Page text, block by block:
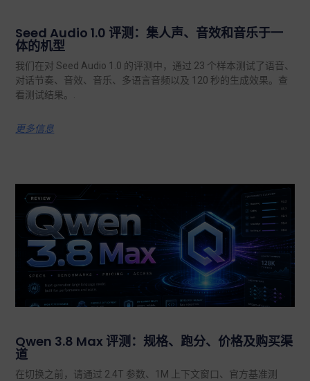
Seed Audio 1.0 评测：集人声、音效和音乐于一
体的机型
我们在对 Seed Audio 1.0 的评测中，通过 23 个样本测试了语音、
对话节奏、音效、音乐、多语言音频以及 120 秒的生成效果。查
看测试结果。.
更多信息
Qwen 3.8 Max 评测：规格、跑分、价格及购买渠
道
在切换之前，请通过 2.4T 参数、1M 上下文窗口、官方基准测